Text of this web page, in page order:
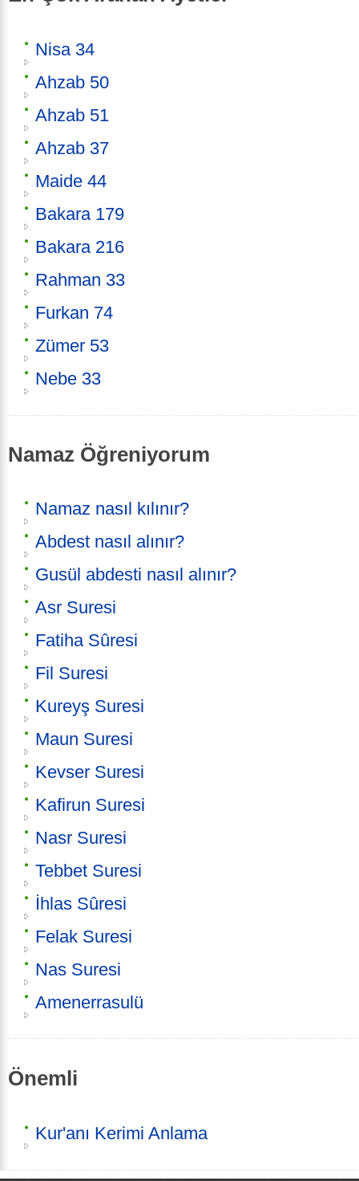
Nisa 34
Ahzab 50
Ahzab 51
Ahzab 37
Maide 44
Bakara 179
Bakara 216
Rahman 33
Furkan 74
Zümer 53
Nebe 33
Namaz Öğreniyorum
Namaz nasıl kılınır?
Abdest nasıl alınır?
Gusül abdesti nasıl alınır?
Asr Suresi
Fatiha Sûresi
Fil Suresi
Kureyş Suresi
Maun Suresi
Kevser Suresi
Kafirun Suresi
Nasr Suresi
Tebbet Suresi
İhlas Sûresi
Felak Suresi
Nas Suresi
Amenerrasulü
Önemli
Kur'anı Kerimi Anlama